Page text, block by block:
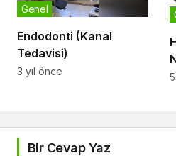
Endodonti (Kanal
Tedavisi)
Genel
3 yıl önce
Bir Cevap Yaz